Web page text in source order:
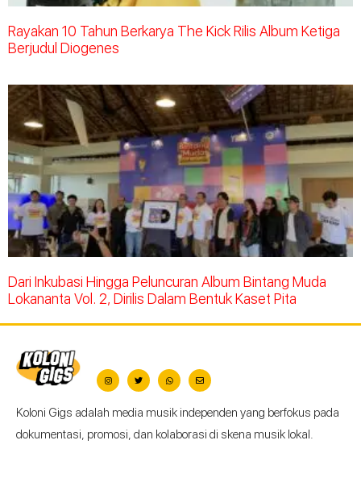
Rayakan 10 Tahun Berkarya The Kick Rilis Album Ketiga
Berjudul Diogenes
Dari Inkubasi Hingga Peluncuran Album Bintang Muda
Lokananta Vol. 2, Dirilis Dalam Bentuk Kaset Pita
Koloni Gigs adalah media musik independen yang berfokus pada
dokumentasi, promosi, dan kolaborasi di skena musik lokal.